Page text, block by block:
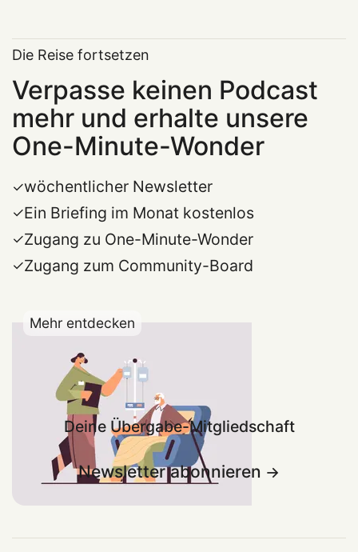
Die Reise fortsetzen
Verpasse keinen Podcast
mehr und erhalte unsere
One-Minute-Wonder
wöchentlicher Newsletter
Ein Briefing im Monat kostenlos
Zugang zu One-Minute-Wonder
Zugang zum Community-Board
Mehr entdecken
Deine Übergabe-Mitgliedschaft
Newsletter abonnieren